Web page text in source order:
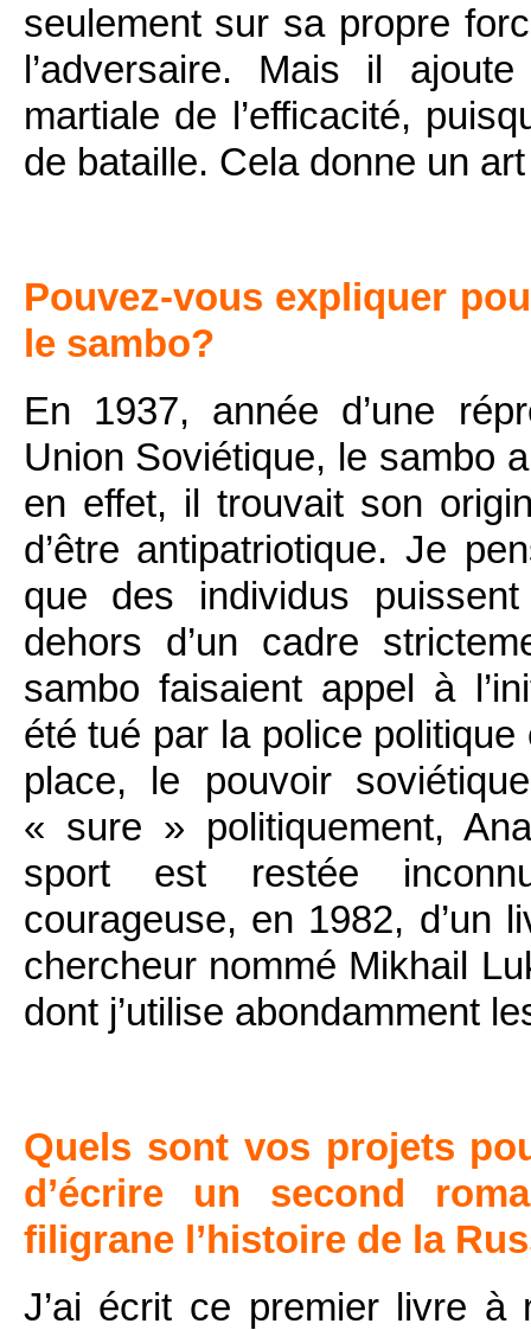
seulement sur sa propre
l’adversaire. Mais il
martiale de l’efficacité,
de bataille. Cela donne un
Pouvez-vous expliquer
le sambo?
En 1937, année d’une
Union Soviétique, le sambo
en effet, il trouvait son
d’être antipatriotique. Je
que des individus
dehors d’un cadre
sambo faisaient appel à
été tué par la police
place, le pouvoir
« sure » politiquement,
sport est restée
courageuse, en 1982, d’un
chercheur nommé Mikhail
dont j’utilise abondamment
Quels sont vos projets
d’écrire un second
filigrane l’histoire de la
J’ai écrit ce premier livre